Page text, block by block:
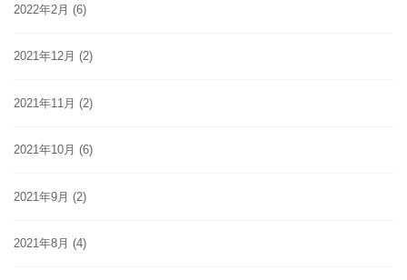
2022年2月 (6)
2021年12月 (2)
2021年11月 (2)
2021年10月 (6)
2021年9月 (2)
2021年8月 (4)